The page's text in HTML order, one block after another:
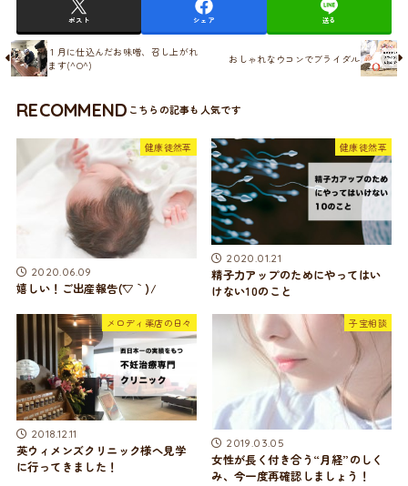
ポスト シェア 送る
おしゃれなウコンでブライダル
１月に仕込んだお味噌、召し上がれ
ます(^O^)
RECOMMEND
健康徒然草
2020.06.09
嬉しい！ご出産報告(´▽｀)/
健康徒然草
2020.01.21
精子力アップのためにやってはい
けない10のこと
メロディ薬店の日々
2018.12.11
英ウィメンズクリニック様へ見学
に行ってきました！
子宝相談
2019.03.05
女性が長く付き合う“月経”のしく
み、今一度再確認しましょう！